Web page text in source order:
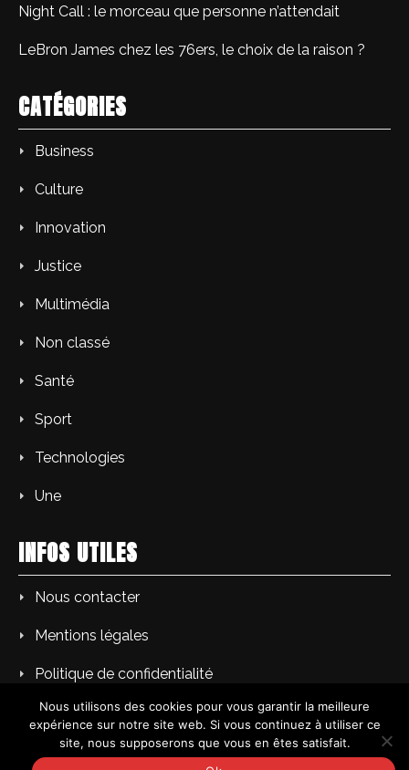
Night Call : le morceau que personne n’attendait
LeBron James chez les 76ers, le choix de la raison ?
CATÉGORIES
Business
Culture
Innovation
Justice
Multimédia
Non classé
Santé
Sport
Technologies
Une
INFOS UTILES
Nous contacter
Mentions légales
Politique de confidentialité
Copyright © PM L'Echo du soir | Tous droits réservés.
Nous utilisons des cookies pour vous garantir la meilleure
expérience sur notre site web. Si vous continuez à utiliser ce
site, nous supposerons que vous en êtes satisfait.